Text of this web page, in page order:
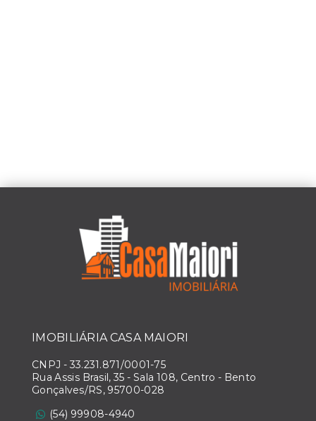
IMOBILIÁRIA CASA MAIORI
CNPJ - 33.231.871/0001-75
Rua Assis Brasil, 35 - Sala 108, Centro - Bento
Gonçalves/RS, 95700-028
(54) 99908-4940